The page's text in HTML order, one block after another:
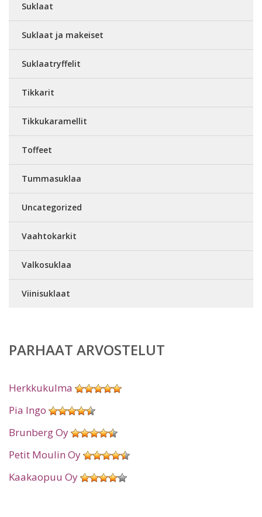
Suklaat
Suklaat ja makeiset
Suklaatryffelit
Tikkarit
Tikkukaramellit
Toffeet
Tummasuklaa
Uncategorized
Vaahtokarkit
Valkosuklaa
Viinisuklaat
PARHAAT ARVOSTELUT
Herkkukulma
Pia Ingo
Brunberg Oy
Petit Moulin Oy
Kaakaopuu Oy